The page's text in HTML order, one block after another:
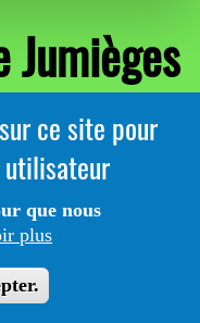
Jumièges
ce site pour
que nous
plus